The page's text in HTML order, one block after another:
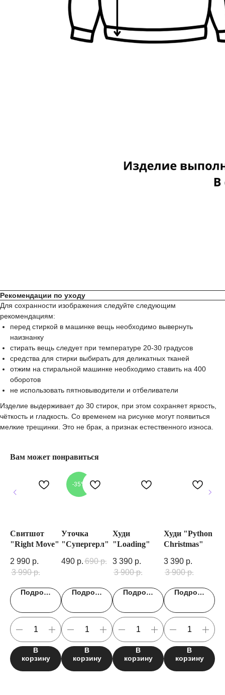
Рекомендации по уходу
Для сохранности изображения следуйте следующим
рекомендациям:
перед стиркой в машинке вещь необходимо вывернуть
наизнанку
стирать вещь следует при температуре 20-30 градусов
средства для стирки выбирать для деликатных тканей
отжим на стиральной машинке необходимо ставить на 400
оборотов
не использовать пятновыводители и отбеливатели
Изделие выдерживает до 30 стирок, при этом сохраняет яркость,
чёткость и гладкость. Со временем на рисунке могут появиться
мелкие трещинки. Это не брак, а признак естественного износа.
Вам может понравиться
Свитшот
"Right Move"
2 990 р.
3 990 р.
Подробнее
В
корзину
-35%
Уточка
"Супергерл"
490 р. 690 р.
Подробнее
В
корзину
Худи
"Loading"
3 390 р.
3 900 р.
Подробнее
В
корзину
Худи "Python
Christmas"
3 390 р.
3 900 р.
Подробнее
В
корзину